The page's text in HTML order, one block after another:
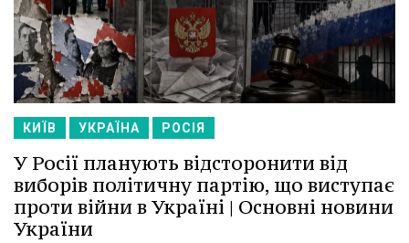
КИЇВ УКРАЇНА РОСІЯ
У Росії планують відсторонити від
виборів політичну партію, що виступає
проти війни в Україні | Основні новини
України